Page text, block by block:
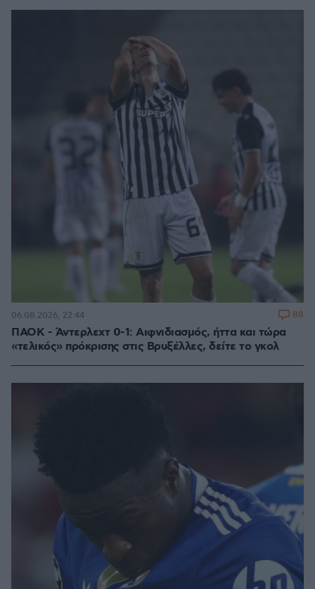
ΠΑΟΚ - Άντερλεχτ 0-1: Αιφνιδιασμός, ήττα και τώρα
«τελικός» πρόκρισης στις Βρυξέλλες, δείτε το γκολ
06.08.2026, 22:44 88